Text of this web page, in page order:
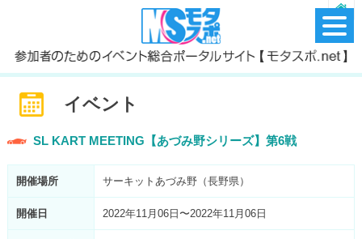
イベント
SL KART MEETING【あづみ野シリーズ】第6戦
開催場所 サーキットあづみ野（長野県）
開催日 2022年11月06日〜2022年11月06日